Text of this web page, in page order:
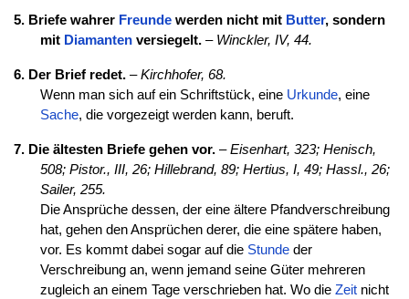
5. Briefe wahrer Freundewerden nicht mit Butter, sondern
mit Diamantenversiegelt.–Winckler, IV, 44.
6. Der Brief redet.–Kirchhofer, 68.
Wenn man sich auf ein Schriftstück, eine Urkunde, eine
Sache, die vorgezeigt werden kann, beruft.
7. Die ältesten Briefe gehen vor.–Eisenhart, 323; Henisch,
508; Pistor., III, 26; Hillebrand, 89; Hertius, I, 49; Hassl., 26;
Sailer, 255.
Die Ansprüche dessen, der eine ältere Pfandverschreibung
hat, gehen den Ansprüchen derer, die eine spätere haben,
vor. Es kommt dabei sogar auf die Stundeder
Verschreibung an, wenn jemand seine Güter mehreren
zugleich an einem Tage verschrieben hat. Wo die Zeitnicht